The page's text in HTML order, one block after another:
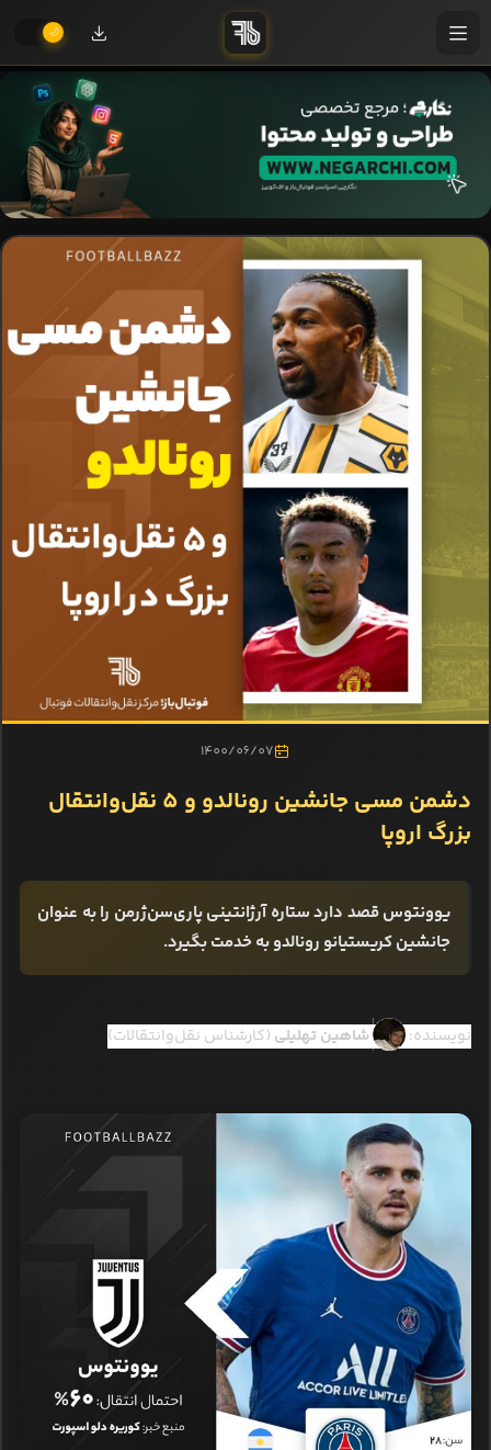
1400/06/07
دشمن مسی جانشین رونالدو و 5 نقل‌وانتقال
بزرگ اروپا
یوونتوس قصد دارد ستاره آرژانتینی پاری‌سن‌ژرمن را به عنوان
جانشین کریستیانو رونالدو به خدمت بگیرد.
نویسنده: شاهین تهلیلی (کارشناس نقل‌وانتقالات)